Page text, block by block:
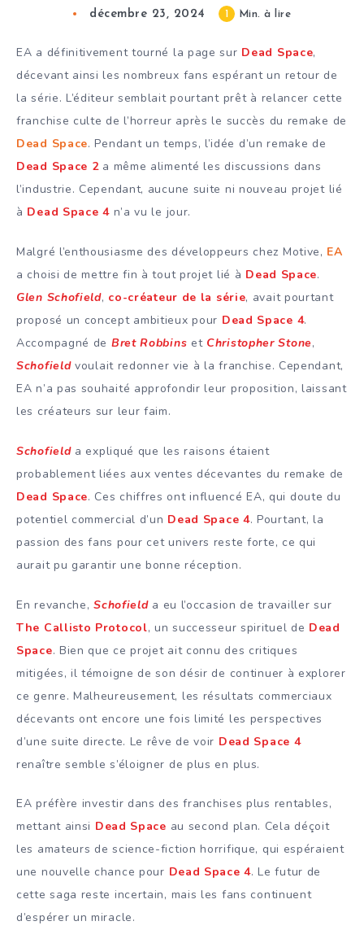
décembre 23, 2024 1 Min. à lire
EA a définitivement tourné la page sur Dead Space,
décevant ainsi les nombreux fans espérant un retour de
la série. L’éditeur semblait pourtant prêt à relancer cette
franchise culte de l’horreur après le succès du remake de
Dead Space. Pendant un temps, l’idée d’un remake de
Dead Space 2a même alimenté les discussions dans
l’industrie. Cependant, aucune suite ni nouveau projet lié
à Dead Space 4n’a vu le jour.
Malgré l’enthousiasme des développeurs chez Motive, EA
a choisi de mettre fin à tout projet lié à Dead Space.
Glen Schofield, co-créateur de la série, avait pourtant
proposé un concept ambitieux pour Dead Space 4.
Accompagné de Bret Robbins et Christopher Stone,
Schofieldvoulait redonner vie à la franchise. Cependant,
EA n’a pas souhaité approfondir leur proposition, laissant
les créateurs sur leur faim.
Schofielda expliqué que les raisons étaient
probablement liées aux ventes décevantes du remake de
Dead Space. Ces chiffres ont influencé EA, qui doute du
potentiel commercial d’un Dead Space 4. Pourtant, la
passion des fans pour cet univers reste forte, ce qui
aurait pu garantir une bonne réception.
En revanche,Schofielda eu l’occasion de travailler sur
The Callisto Protocol, un successeur spirituel de Dead
Space. Bien que ce projet ait connu des critiques
mitigées, il témoigne de son désir de continuer à explorer
ce genre. Malheureusement, les résultats commerciaux
décevants ont encore une fois limité les perspectives
d’une suite directe. Le rêve de voir Dead Space 4
renaître semble s’éloigner de plus en plus.
EA préfère investir dans des franchises plus rentables,
mettant ainsi Dead Space au second plan. Cela déçoit
les amateurs de science-fiction horrifique, qui espéraient
une nouvelle chance pour Dead Space 4. Le futur de
cette saga reste incertain, mais les fans continuent
d’espérer un miracle.